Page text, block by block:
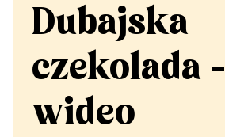
Dubajska
czekolada -
wideo